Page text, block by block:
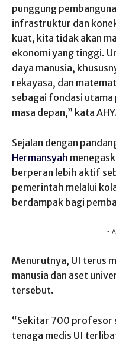
punggung
infrastruktur dan
kuat, kita tidak akan
ekonomi yang tinggi.
daya manusia,
rekayasa, dan
sebagai fondasi
masa depan,” kata
‎Sejalan dengan
Hermansyah
berperan lebih aktif
pemerintah melalui
berdampak bagi
-
‎Menurutnya, UI terus
manusia dan aset
tersebut.
‎“Sekitar 700 profesor
tenaga medis UI